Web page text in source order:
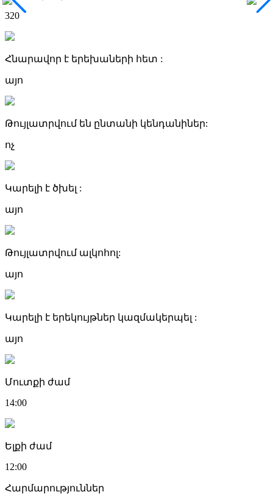
320
Հնարավոր է երեխաների հետ :
այո
Թույլատրվում են ընտանի կենդանիներ:
ոչ
Կարելի է ծխել :
այո
Թույլատրվում ալկոհոլ:
այո
Կարելի է երեկույթներ կազմակերպել :
այո
Մուտքի ժամ
14:00
Ելքի ժամ
12:00
Հարմարություններ